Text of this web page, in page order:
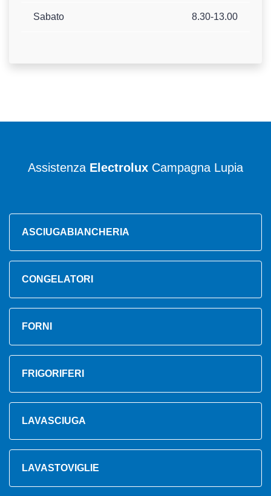
Sabato 8.30-13.00
Assistenza Electrolux Campagna Lupia
ASCIUGABIANCHERIA
CONGELATORI
FORNI
FRIGORIFERI
LAVASCIUGA
LAVASTOVIGLIE